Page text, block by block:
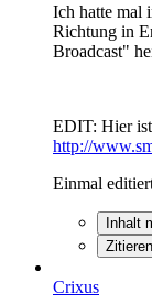
Ich hatte mal
Richtung in
Broadcast"
EDIT: Hier
http://
Einmal
Inhalt
Zitieren
Crixus